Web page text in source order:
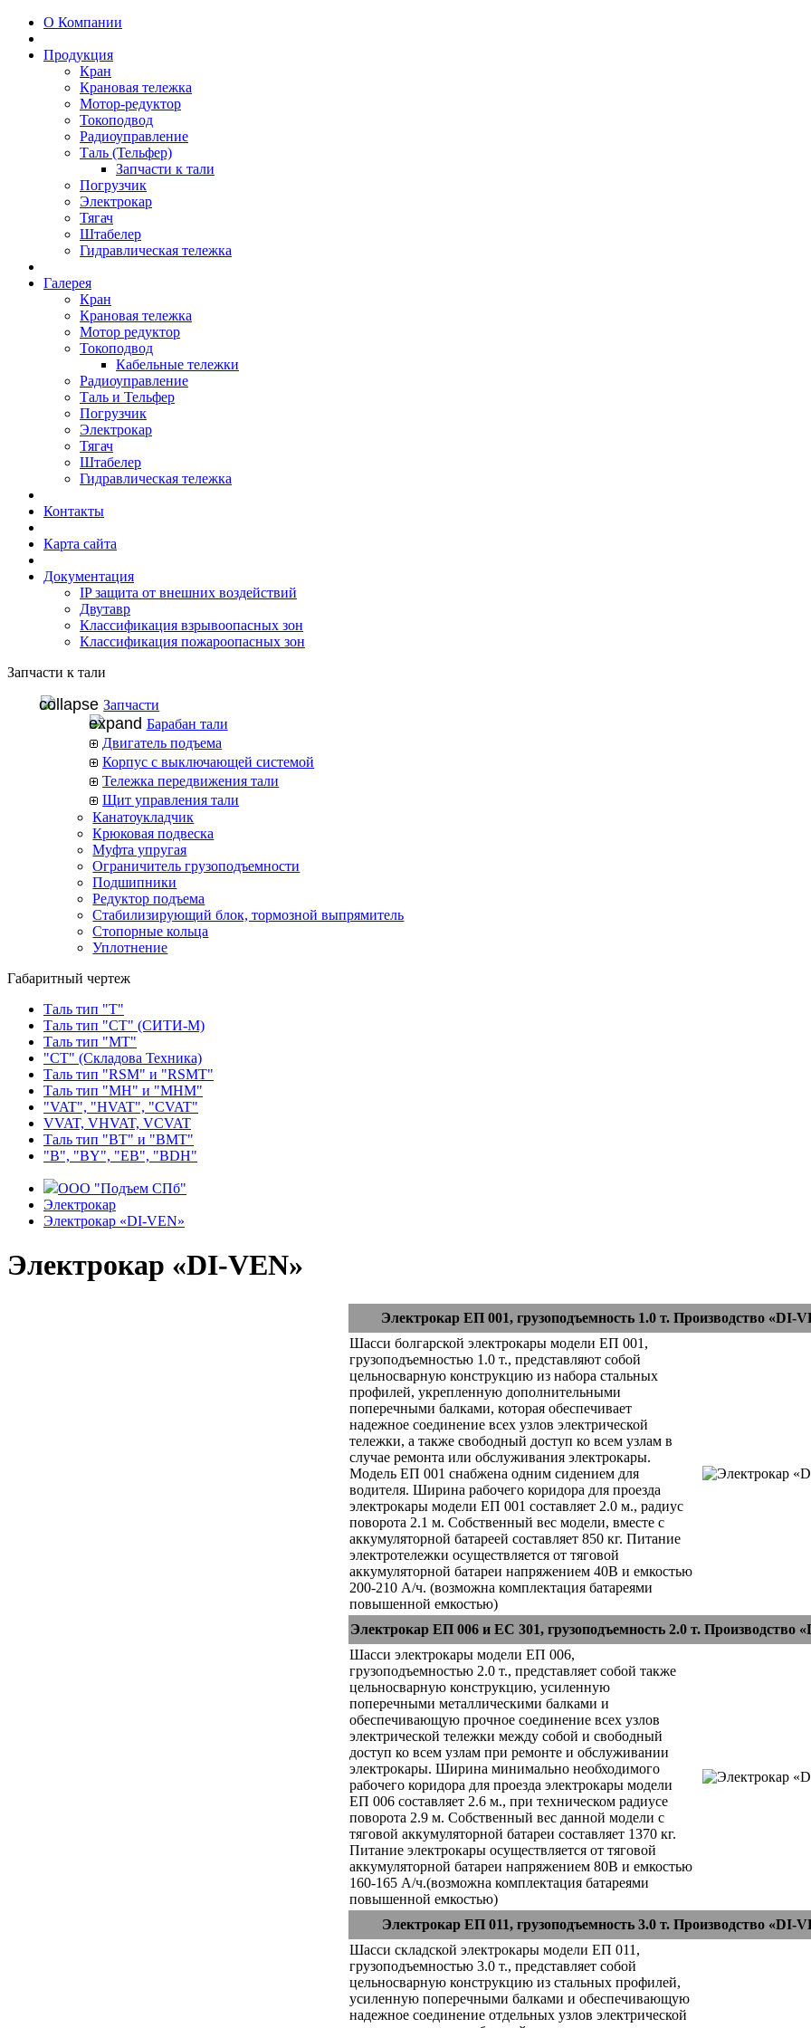
О Компании
Продукция
Кран
Крановая тележка
Мотор-редуктор
Токоподвод
Радиоуправление
Таль (Тельфер)
Запчасти к тали
Погрузчик
Электрокар
Тягач
Штабелер
Гидравлическая тележка
Галерея
Кран
Крановая тележка
Мотор редуктор
Токоподвод
Кабельные тележки
Радиоуправление
Таль и Тельфер
Погрузчик
Электрокар
Тягач
Штабелер
Гидравлическая тележка
Контакты
Карта сайта
Документация
IP защита от внешних воздействий
Двутавр
Классификация взрывоопасных зон
Классификация пожароопасных зон
Запчасти к тали
Запчасти
Барабан тали
Двигатель подъема
Корпус с выключающей системой
Тележка передвижения тали
Щит управления тали
Канатоукладчик
Крюковая подвеска
Муфта упругая
Ограничитель грузоподъемности
Подшипники
Редуктор подъема
Стабилизирующий блок, тормозной выпрямитель
Стопорные кольца
Уплотнение
Габаритный чертеж
Таль тип "Т"
Таль тип "СТ" (СИТИ-М)
Таль тип "МТ"
"СТ" (Складова Техника)
Таль тип "RSМ" и "RSMT"
Таль тип "MH" и "МНМ"
"VAT", "HVAT", "CVAT"
VVAT, VHVAT, VCVAT
Таль тип "BT" и "BMT"
"В", "BY", "EВ", "BDH"
ООО "Подъем СПб"
Электрокар
Электрокар «DI-VEN»
Электрокар «DI-VEN»
Электрокар ЕП 001, грузоподъемность 1.0 т. Производство «DI-
Шасси болгарской электрокары модели ЕП 001,
грузоподъемностью 1.0 т., представляют собой
цельносварную конструкцию из набора стальных
профилей, укрепленную дополнительными
поперечными балками, которая обеспечивает
надежное соединение всех узлов электрической
тележки, а также свободный доступ ко всем узлам в
случае ремонта или обслуживания электрокары.
Модель ЕП 001 снабжена одним сидением для
водителя. Ширина рабочего коридора для проезда
электрокары модели ЕП 001 составляет 2.0 м., радиус
поворота 2.1 м. Собственный вес модели, вместе с
аккумуляторной батареей составляет 850 кг. Питание
электротележки осуществляется от тяговой
аккумуляторной батареи напряжением 40В и емкостью
200-210 А/ч. (возможна комплектация батареями
повышенной емкостью)
Электрокар ЕП 006 и ЕС 301, грузоподъемность 2.0 т. Производство
Шасси электрокары модели ЕП 006,
грузоподъемностью 2.0 т., представляет собой также
цельносварную конструкцию, усиленную
поперечными металлическими балками и
обеспечивающую прочное соединение всех узлов
электрической тележки между собой и свободный
доступ ко всем узлам при ремонте и обслуживании
электрокары. Ширина минимально необходимого
рабочего коридора для проезда электрокары модели
ЕП 006 составляет 2.6 м., при техническом радиусе
поворота 2.9 м. Собственный вес данной модели с
тяговой аккумуляторной батареи составляет 1370 кг.
Питание электрокары осуществляется от тяговой
аккумуляторной батареи напряжением 80В и емкостью
160-165 А/ч.(возможна комплектация батареями
повышенной емкостью)
Электрокар ЕП 011, грузоподъемность 3.0 т. Производство «DI-
Шасси складской электрокары модели ЕП 011,
грузоподъемностью 3.0 т., представляет собой
цельносварную конструкцию из стальных профилей,
усиленную поперечными балками и обеспечивающую
надежное соединение отдельных узлов электрической